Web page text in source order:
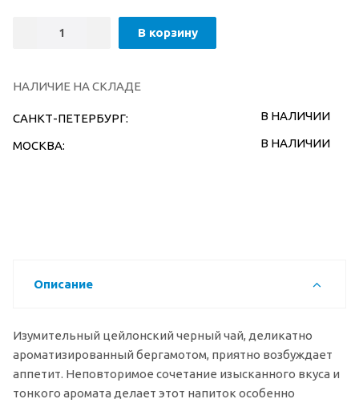
В корзину
НАЛИЧИЕ НА СКЛАДЕ
САНКТ-ПЕТЕРБУРГ: В НАЛИЧИИ
МОСКВА: В НАЛИЧИИ
Описание
Изумительный цейлонский черный чай, деликатно
ароматизированный бергамотом, приятно возбуждает
аппетит. Неповторимое сочетание изысканного вкуса и
тонкого аромата делает этот напиток особенно